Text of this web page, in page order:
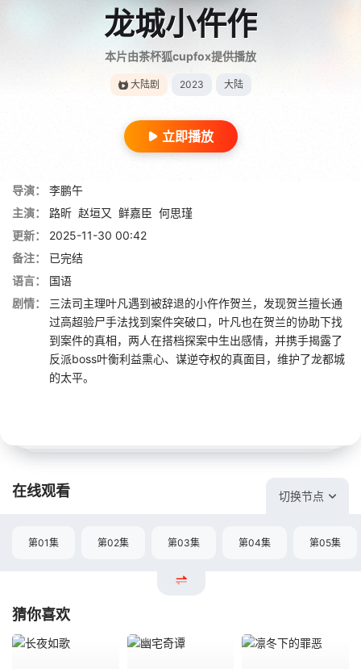
龙城小仵作
本片由茶杯狐cupfox提供播放
大陆剧 2023 大陆
立即播放
导演：
李鹏午
主演：
路昕 赵垣又 鲜嘉臣 何思瑾
更新：
2025-11-30 00:42
备注：
已完结
语言：
国语
剧情：
三法司主理叶凡遇到被辞退的小仵作贺兰，发现贺兰擅长通
过高超验尸手法找到案件突破口，叶凡也在贺兰的协助下找
到案件的真相，两人在搭档探案中生出感情，并携手揭露了
反派boss叶衡利益熏心、谋逆夺权的真面目，维护了龙都城
的太平。
在线观看 切换节点
第01集 第02集 第03集 第04集 第05集
猜你喜欢